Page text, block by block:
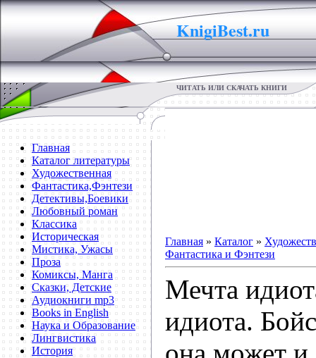
KnigiBest.ru
ЧИТАТЬ ИЛИ СКАЧАТЬ КНИГИ
Главная
Каталог литературы
Художественная
Фантастика,Фэнтези
Детективы,Боевики
Любовный роман
Классика
Историческая
Мистика, Ужасы
Проза
Комиксы, Манга
Сказки, Детские
Аудиокниги mp3
Books in English
Наука и Образование
Лингвистика
История
Главная » Каталог »
Фантастика и Фэнтези
Мечта
идиота.